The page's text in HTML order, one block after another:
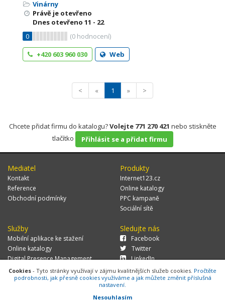
Vinárny
Právě je otevřeno
Dnes otevřeno 11 - 22
0
(0 hodnocení)
+420 603 960 030
Web
< « 1 » >
Chcete přidat firmu do katalogu?Volejte 771 270 421 nebo stiskněte
tlačítko
Přihlásit se a přidat firmu
Mediatel
Kontakt
Reference
Obchodní podmínky
Produkty
Internet123.cz
Online katalogy
PPC kampaně
Sociální sítě
Služby
Mobilní aplikace ke stažení
Online katalogy
Digital Presence Management
Více zákazníků
Sledujte nás
Facebook
Twitter
LinkedIn
© 2026 MEDIATEL CZ, s.r.o.,Za Potokem 46/4, 106 00 Praha 10, tel.:
Cookies - Tyto stránky využívají v zájmu kvalitnějších služeb cookies. Pročtěte
podrobnosti, jak přesně cookies využíváme a jak můžete změnit příslušná
nastavení.
Nesouhlasím